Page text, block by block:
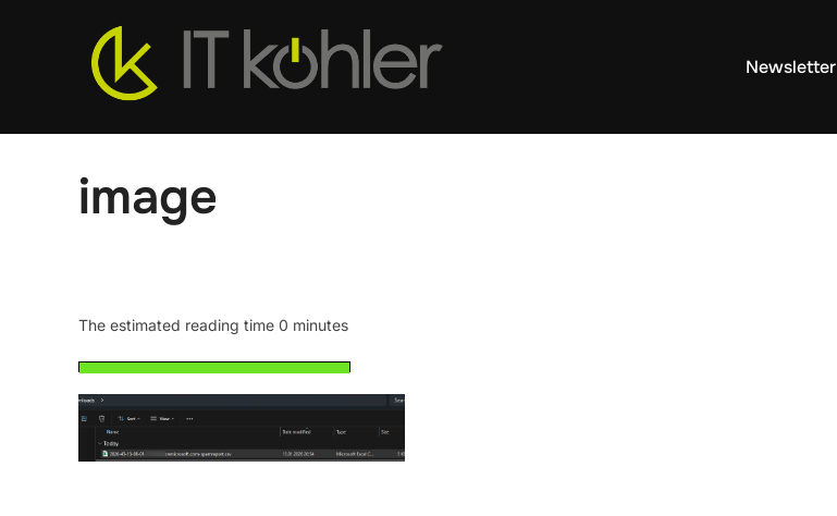
Newsletter
image
The estimated reading time 0 minutes